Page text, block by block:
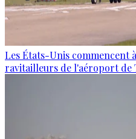
Les États-Unis commencent
ravitailleurs de l'aéroport de